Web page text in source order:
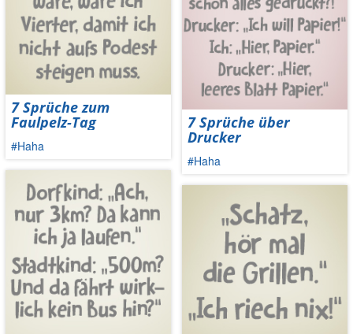
7 Sprüche zum
Faulpelz-Tag
#Haha
7 Sprüche über
Drucker
#Haha